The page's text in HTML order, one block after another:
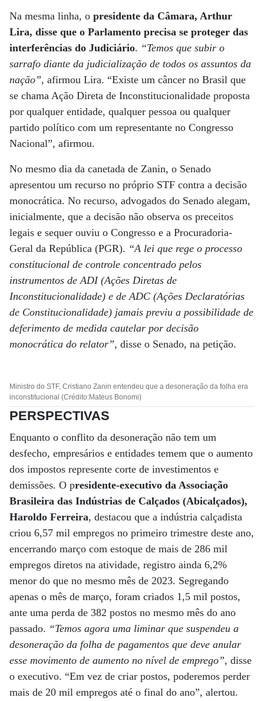
Na mesma linha, o presidente da Câmara, Arthur
Lira, disse que o Parlamento precisa se proteger das
interferências do Judiciário. “Temos que subir o
sarrafo diante da judicialização de todos os assuntos da
nação”, afirmou Lira. “Existe um câncer no Brasil que
se chama Ação Direta de Inconstitucionalidade proposta
por qualquer entidade, qualquer pessoa ou qualquer
partido político com um representante no Congresso
Nacional”, afirmou.
No mesmo dia da canetada de Zanin, o Senado
apresentou um recurso no próprio STF contra a decisão
monocrática. No recurso, advogados do Senado alegam,
inicialmente, que a decisão não observa os preceitos
legais e sequer ouviu o Congresso e a Procuradoria-
Geral da República (PGR). “A lei que rege o processo
constitucional de controle concentrado pelos
instrumentos de ADI (Ações Diretas de
Inconstitucionalidade) e de ADC (Ações Declaratórias
de Constitucionalidade) jamais previu a possibilidade de
deferimento de medida cautelar por decisão
monocrática do relator”, disse o Senado, na petição.
Ministro do STF, Cristiano Zanin entendeu que a desoneração da folha era
inconstitucional (Crédito:Mateus Bonomi)
PERSPECTIVAS
Enquanto o conflito da desoneração não tem um
desfecho, empresários e entidades temem que o aumento
dos impostos represente corte de investimentos e
demissões. O presidente-executivo da Associação
Brasileira das Indústrias de Calçados (Abicalçados),
Haroldo Ferreira, destacou que a indústria calçadista
criou 6,57 mil empregos no primeiro trimestre deste ano,
encerrando março com estoque de mais de 286 mil
empregos diretos na atividade, registro ainda 6,2%
menor do que no mesmo mês de 2023. Segregando
apenas o mês de março, foram criados 1,5 mil postos,
ante uma perda de 382 postos no mesmo mês do ano
passado. “Temos agora uma liminar que suspendeu a
desoneração da folha de pagamentos que deve anular
esse movimento de aumento no nível de emprego”, disse
o executivo. “Em vez de criar postos, poderemos perder
mais de 20 mil empregos até o final do ano”, alertou.